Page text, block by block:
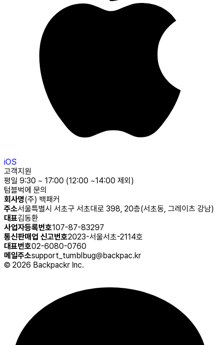
iOS
고객지원
평일 9:30 ~ 17:00 (12:00 ~14:00 제외)
텀블벅에 문의
회사명(주) 백패커
주소서울특별시 서초구 서초대로 398, 20층(서초동, 그레이츠 강남)
대표김동환
사업자등록번호107-87-83297
통신판매업 신고번호2023-서울서초-2114호
대표번호02-6080-0760
메일주소support_tumblbug@backpac.kr
© 2026 Backpackr Inc.